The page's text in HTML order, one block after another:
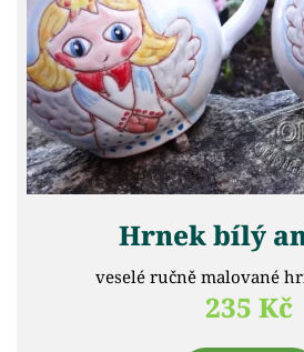
Hrnek bílý
veselé ručně malované
235 Kč